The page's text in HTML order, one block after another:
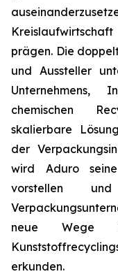
prägen. Die
und Aussteller
Unternehmens,
chemischen
skalierbare
der
wird Aduro seine
vorstellen
neue Wege
erkunden.